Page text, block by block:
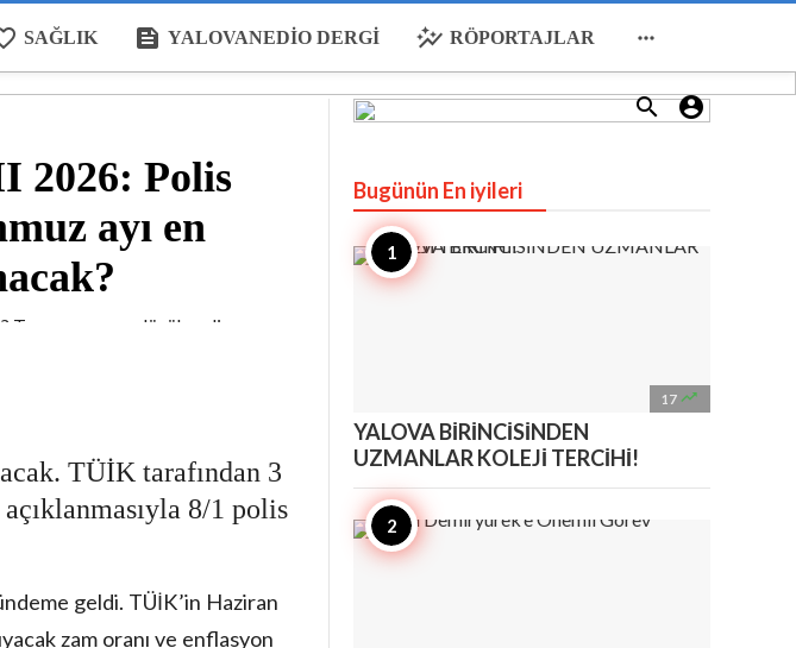
SAĞLIK feed YALOVANEDIO DERGI auto_graph RÖPORTAJLAR 
 
Polis
ayı en
TÜİK tarafından 3
8/1 polis
geldi. TÜİK’in Haziran
zam oranı ve enflasyon
Bugünün En iyileri
17 
YALOVA BİRİNCİSİNDEN
UZMANLAR KOLEJİ TERCİHİ!